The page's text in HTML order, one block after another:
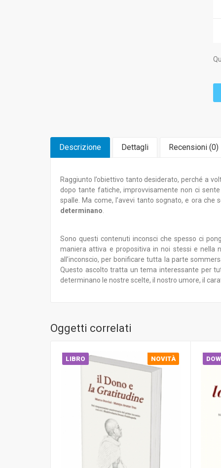
Descrizione Dettagli Recensioni (0)
Raggiunto l’obiettivo tanto desiderato, perché a
dopo tante fatiche, improvvisamente non ci
spalle. Ma come, l’avevi tanto sognato, e ora
determinano
Sono questi contenuti inconsci che spesso ci
maniera attiva e propositiva in noi stessi e nella
all’inconscio, per bonificare tutta la parte
Questo ascolto tratta un tema interessante per
determinano le nostre scelte, il nostro umore, il
Oggetti correlati
LIBRO NOVITÀ